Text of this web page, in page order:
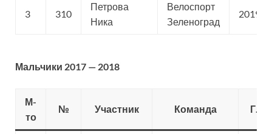
3 310
Петрова
Ника
Велоспорт
Зеленоград
2019
Мальчики 2017 — 2018
М-
то
№ Участник Команда Г.Р.